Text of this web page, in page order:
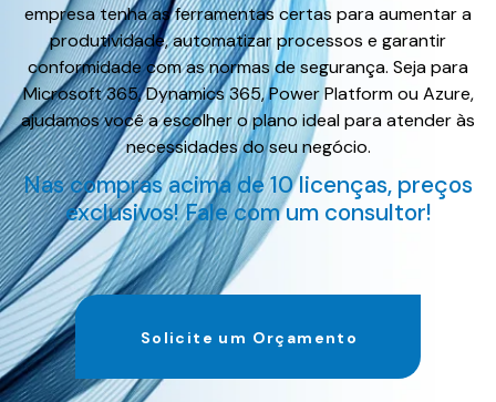
empresa tenha as ferramentas certas para aumentar a
produtividade, automatizar processos e garantir
conformidade com as normas de segurança. Seja para
Microsoft 365, Dynamics 365, Power Platform ou Azure,
ajudamos você a escolher o plano ideal para atender às
necessidades do seu negócio.
Nas compras acima de 10 licenças, preços
exclusivos! Fale com um consultor!
Solicite um Orçamento